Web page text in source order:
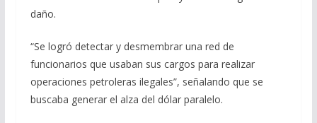
daño.
“Se logró detectar y desmembrar una red de
funcionarios que usaban sus cargos para realizar
operaciones petroleras ilegales”, señalando que se
buscaba generar el alza del dólar paralelo.